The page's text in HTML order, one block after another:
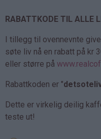
RABATTKODE TIL ALLE
I tillegg til ovennevnte
søte liv nå en rabatt på kr
eller større på
Rabattkoden er "
Dette er virkelig deilig
teste ut!